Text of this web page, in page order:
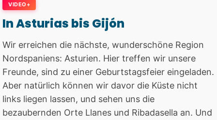
VIDEO+
In Asturias bis Gijón
Wir erreichen die nächste, wunderschöne Region
Nordspaniens: Asturien. Hier treffen wir unsere
Freunde, sind zu einer Geburtstagsfeier eingeladen.
Aber natürlich können wir davor die Küste nicht
links liegen lassen, und sehen uns die
bezaubernden Orte Llanes und Ribadasella an. Und